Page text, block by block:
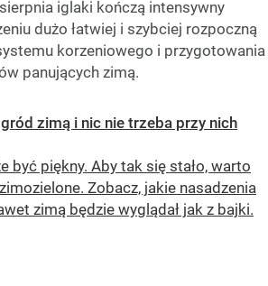
iglaki kończą intensywny
dużo łatwiej i szybciej rozpoczną
korzeniowego i przygotowania
panujących zimą.
zimą i nic nie trzeba przy nich
być piękny. Aby tak się stało, warto
Zobacz, jakie nasadzenia
zimą będzie wyglądał jak z bajki.